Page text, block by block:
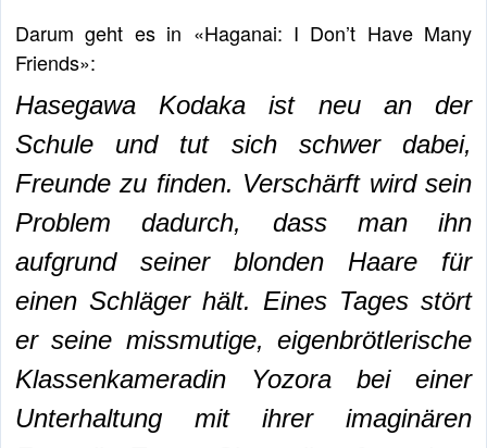
Darum geht es in «Haganai: I Don’t Have Many
Friends»:
Hasegawa Kodaka ist neu an der
Schule und tut sich schwer dabei,
Freunde zu finden. Verschärft wird sein
Problem dadurch, dass man ihn
aufgrund seiner blonden Haare für
einen Schläger hält. Eines Tages stört
er seine missmutige, eigenbrötlerische
Klassenkameradin Yozora bei einer
Unterhaltung mit ihrer imaginären